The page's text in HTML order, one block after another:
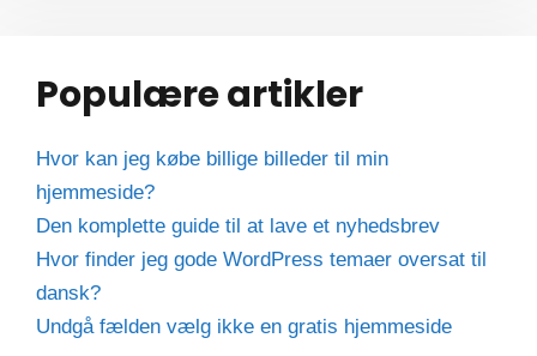
Populære artikler
Hvor kan jeg købe billige billeder til min
hjemmeside?
Den komplette guide til at lave et nyhedsbrev
Hvor finder jeg gode WordPress temaer oversat til
dansk?
Undgå fælden vælg ikke en gratis hjemmeside